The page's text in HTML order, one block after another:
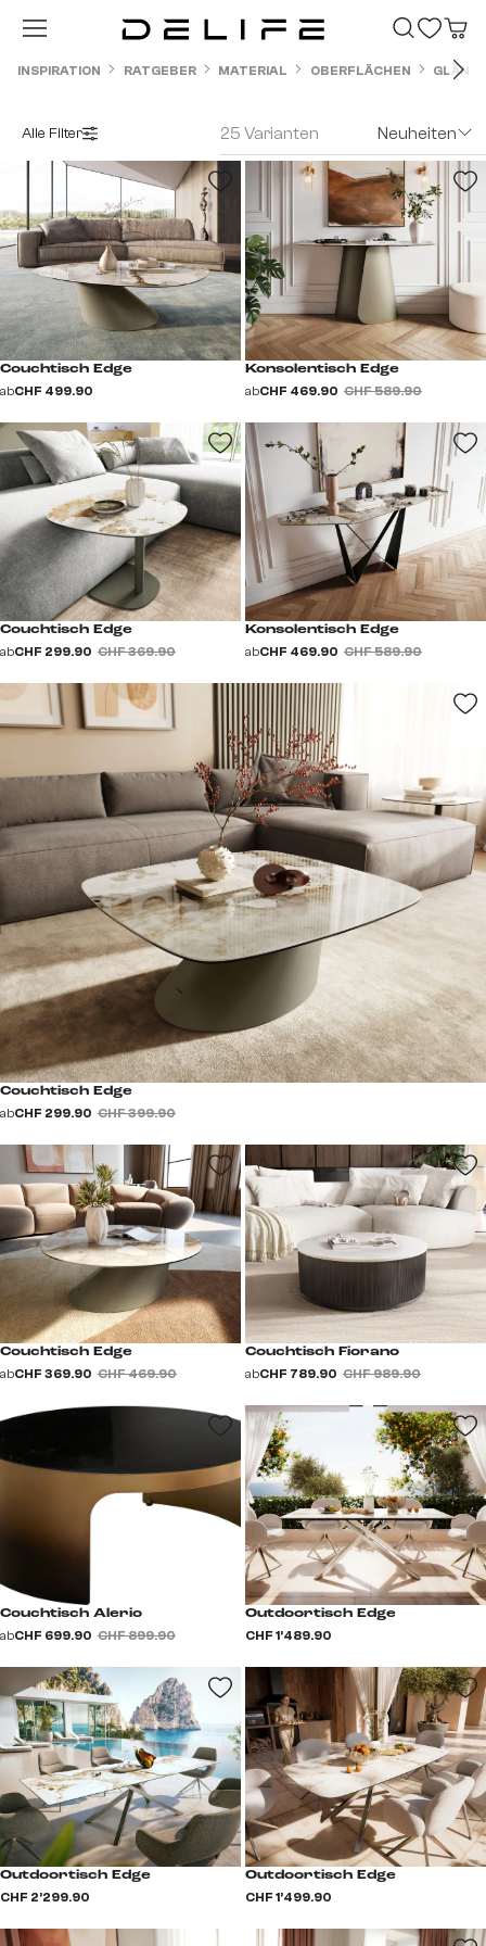
Zum Hauptinhalt springen
INSPIRATION RATGEBER MATERIAL OBERFLÄCHEN
Alle Filter 25 Varianten Neuheiten
Couchtisch Edge
abCHF 299.90 CHF 399.90
Couchtisch Edge
abCHF 499.90
Konsolentisch Edge
abCHF 469.90 CHF 589.90
Couchtisch Edge
abCHF 299.90 CHF 369.90
Konsolentisch Edge
abCHF 469.90 CHF 589.90
Couchtisch Edge
abCHF 369.90 CHF 469.90
Couchtisch Fiorano
abCHF 789.90 CHF 989.90
Couchtisch Alerio
abCHF 699.90 CHF 899.90
Outdoortisch Edge
CHF 1’489.90
Outdoortisch Edge
CHF 2’299.90
Outdoortisch Edge
CHF 1’499.90